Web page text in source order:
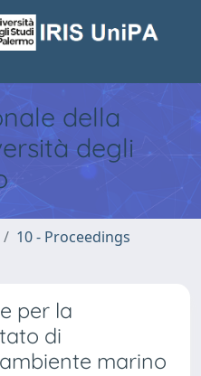
della
degli
10 - Proceedings
per la
di
marino